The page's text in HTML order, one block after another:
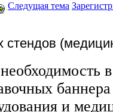
Следущая тема
стендов
и